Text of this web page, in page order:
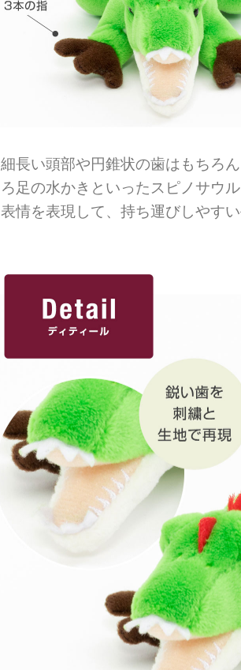
細長い頭部や円錐状の歯はもちろ
ろ足の水かきといったスピノサウ
表情を表現して、持ち運びしやす